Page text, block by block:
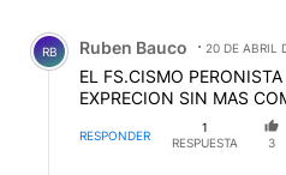
Comentario de Ruben Bauco.
RB Ruben Bauco 20 DE ABRIL
EL FS.CISMO
EXPRECION SIN MAS
RESPONDER
1
RESPUESTA
3